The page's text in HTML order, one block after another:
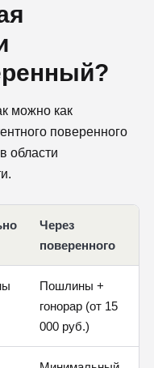
можно как
поверенного
области
Через
поверенного
Пошлины +
гонорар (от 15
000 руб.)